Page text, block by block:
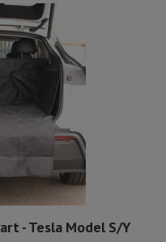
- Tesla Model S/Y